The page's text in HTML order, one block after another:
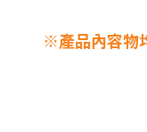
※產品內容物